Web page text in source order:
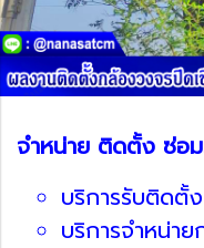
จำหน่าย ติดตั้ง ซ่อ
บริการรับติดตั้
บริการจำหน่า